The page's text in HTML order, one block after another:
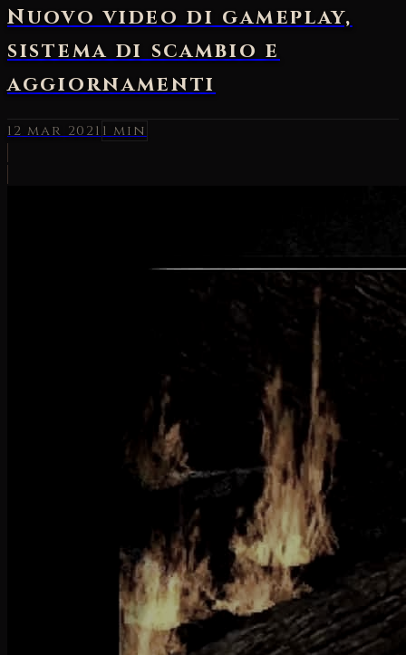
Nuovo video di gameplay,
sistema di scambio e
aggiornamenti
12 mar 2021 1 min